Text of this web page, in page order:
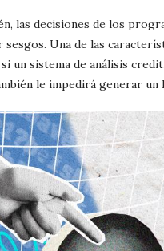
las decisiones de los
Una de las
un sistema de análisis
le impedirá generar